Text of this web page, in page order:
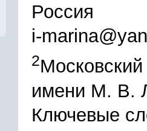
Россия
i-
2Московский
имени М. В.
Ключевые